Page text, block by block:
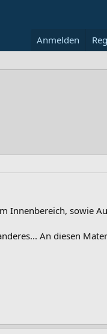
Anmelden
Innenbereich, sowie
An diesen